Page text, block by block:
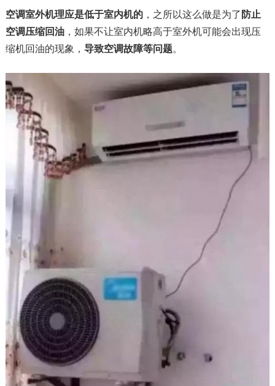
空调室外机理应是低于室内机的，之所以这么做是为了 防止
空调压缩回油，如果不让室内机略高于室外机可能会出现压
缩机回油的现象， 导致空调故障等问题。